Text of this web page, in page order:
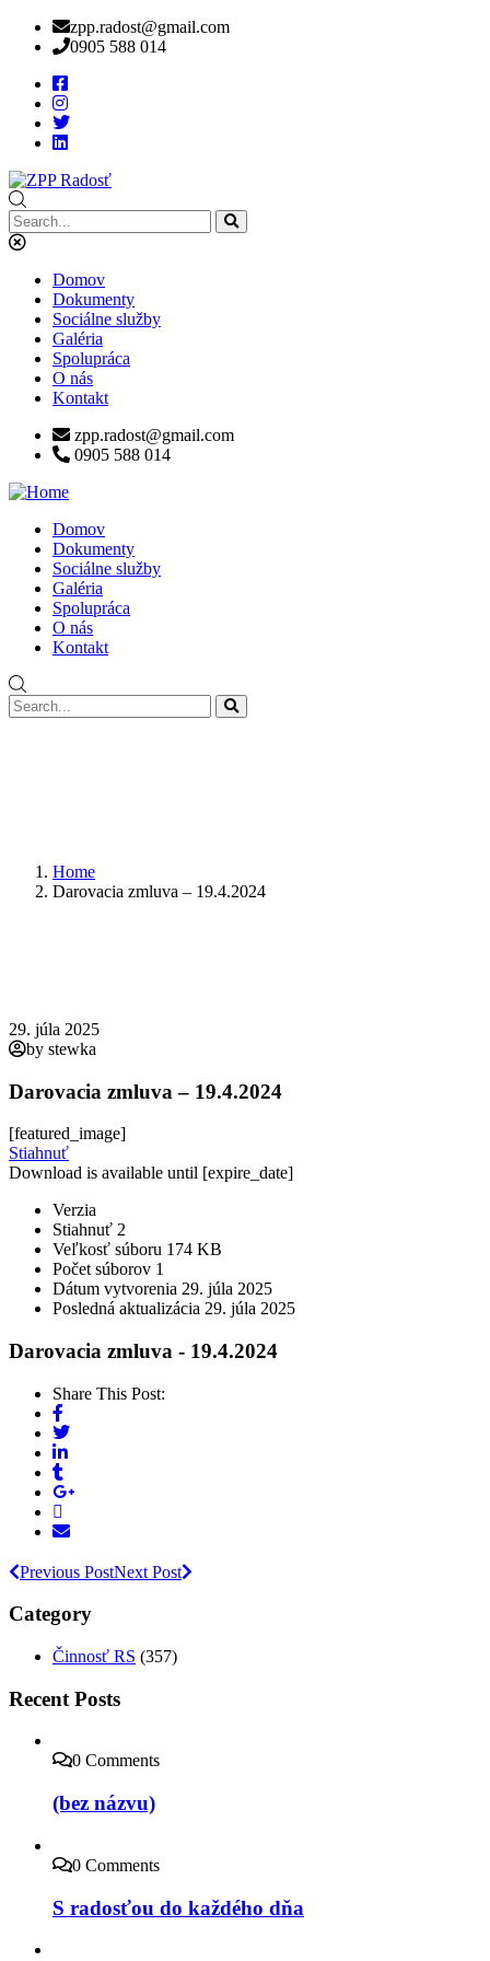
zpp.radost@gmail.com
0905 588 014
Domov
Dokumenty
Sociálne služby
Galéria
Spolupráca
O nás
Kontakt
zpp.radost@gmail.com
0905 588 014
Domov
Dokumenty
Sociálne služby
Galéria
Spolupráca
O nás
Kontakt
Home
Darovacia zmluva – 19.4.2024
29. júla 2025
by stewka
Darovacia zmluva – 19.4.2024
[featured_image]
Stiahnuť
Download is available until [expire_date]
Verzia
Stiahnuť 2
Veľkosť súboru 174 KB
Počet súborov 1
Dátum vytvorenia 29. júla 2025
Posledná aktualizácia 29. júla 2025
Darovacia zmluva - 19.4.2024
Share This Post:
Previous PostNext Post
Category
Činnosť RS (357)
Recent Posts
0 Comments
(bez názvu)
0 Comments
S radosťou do každého dňa